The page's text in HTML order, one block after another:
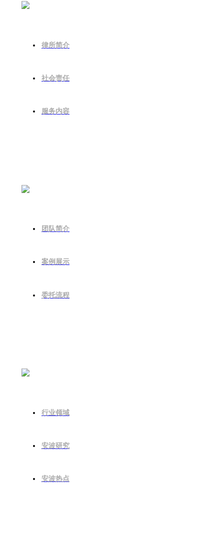
律所简介
社会责任
服务内容
团队简介
案例展示
委托流程
行业领域
安波研究
安波热点